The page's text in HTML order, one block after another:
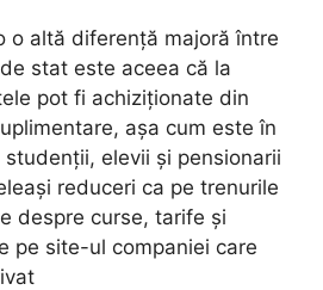
o altă diferenţă majoră între
stat este aceea că la
pot fi achiziţionate din
aşa cum este în
studenţii, elevii şi pensionarii
reduceri ca pe trenurile
despre curse, tarife şi
pe site-ul companiei care